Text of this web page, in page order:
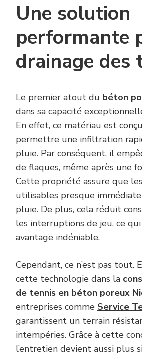
Une solution
performante
drainage des
Le premier atout du béton
dans sa capacité
En effet, ce matériau est
permettre une infiltration
pluie. Par conséquent, il
de flaques, même après une
Cette propriété assure que
utilisables presque
pluie. De plus, cela réduit
les interruptions de jeu, ce
avantage indéniable.
Cependant, ce n’est pas tout.
cette technologie dans la
de tennis en béton poreux
entreprises comme Service
garantissent un terrain
intempéries. Grâce à cette
l’entretien devient aussi plus